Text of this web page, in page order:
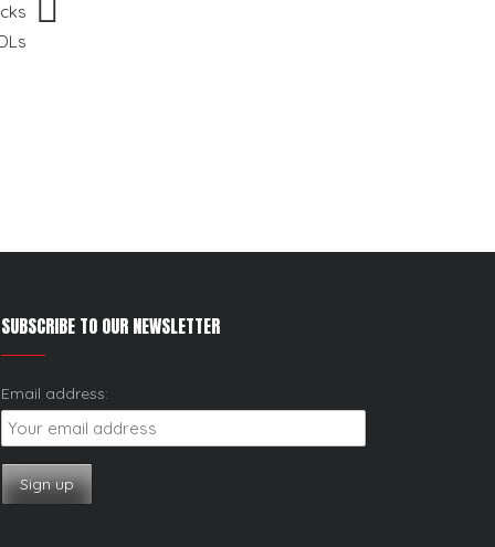
SUBSCRIBE TO OUR NEWSLETTER
Email address: